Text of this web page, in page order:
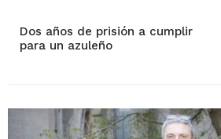
Dos años de prisión a cumplir
para un azuleño